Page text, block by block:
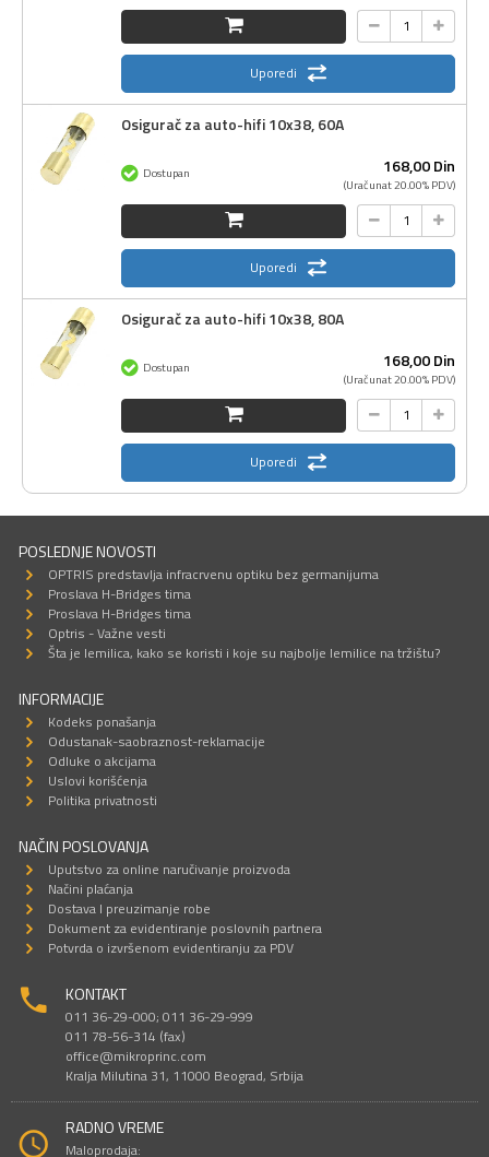
Uporedi
Osigurač za auto-hifi 10x38, 60A
168,00Din
(Uračunat 20.00% PDV)
Dostupan
Uporedi
Osigurač za auto-hifi 10x38, 80A
168,00Din
(Uračunat 20.00% PDV)
Dostupan
Uporedi
POSLEDNJE NOVOSTI
OPTRIS predstavlja infracrvenu optiku bez germanijuma
Proslava H-Bridges tima
Proslava H-Bridges tima
Optris - Važne vesti
Šta je lemilica, kako se koristi i koje su najbolje lemilice na tržištu?
INFORMACIJE
Kodeks ponašanja
Odustanak-saobraznost-reklamacije
Odluke o akcijama
Uslovi korišćenja
Politika privatnosti
NAČIN POSLOVANJA
Uputstvo za online naručivanje proizvoda
Načini plaćanja
Dostava I preuzimanje robe
Dokument za evidentiranje poslovnih partnera
Potvrda o izvršenom evidentiranju za PDV
KONTAKT
011 36-29-000; 011 36-29-999
011 78-56-314 (fax)
office@mikroprinc.com
Kralja Milutina 31, 11000 Beograd, Srbija
RADNO VREME
Maloprodaja: